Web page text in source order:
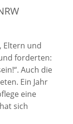
Eltern und
forderten:
Auch die
Ein Jahr
eine
sich